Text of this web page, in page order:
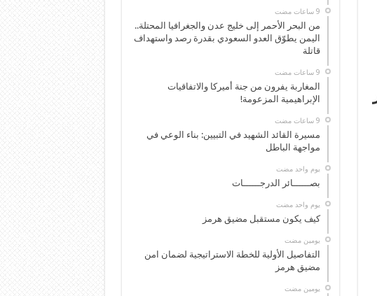
من البحر الأحمر إلى خليج عدن والجغرافيا المحتلة..
اليمن يطوّق العدو السعودي بقدرة رصد واستهداف
قاتلة
المغاربة يفرون من جنة أميركا والاتفاقيات
الإبراهيمية المزعومة!
مسيرة القائد الشهيد في التبيين: بناء الوعي في
مواجهة الباطل
‏يوم واحد مضت
بصــــــائر الدرجــــــات
‏يوم واحد مضت
كيف يكون مستقبل مضيق هرمز
‏يومين مضت
التفاصيل الأولية للخطة الاستراتيجية لضمان امن
مضيق هرمز
‏يومين مضت